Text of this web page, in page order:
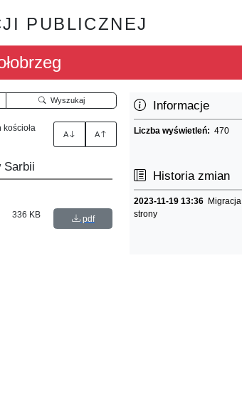
PUBLICZNEJ
Wyszukaj
A A
Sarbii
336 KB pdf
Informacje
Liczba wyświetleń:470
Historia zmian
2023-11-19 13:36 Migracja
strony